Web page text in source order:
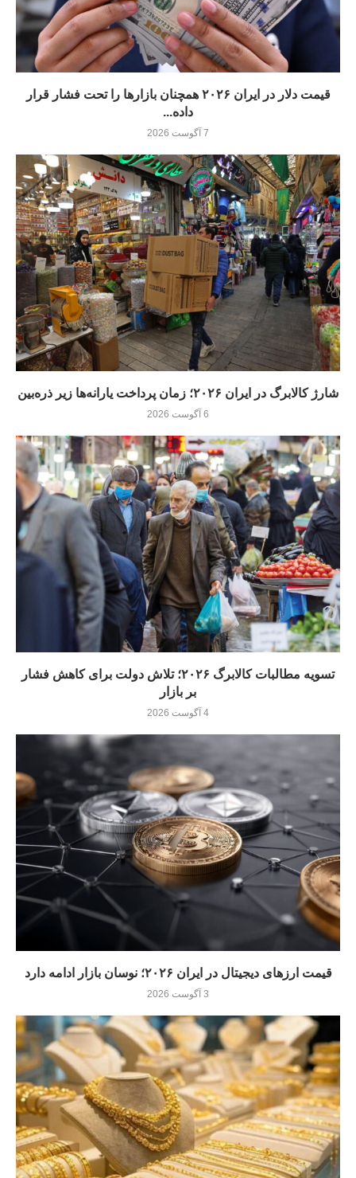
قیمت دلار در ایران ۲۰۲۶ همچنان بازارها را تحت فشار قرار
داده...
7 آگوست 2026
شارژ کالابرگ در ایران ۲۰۲۶؛ زمان پرداخت یارانه‌ها زیر ذره‌بین
6 آگوست 2026
تسویه مطالبات کالابرگ ۲۰۲۶؛ تلاش دولت برای کاهش فشار
بر بازار
4 آگوست 2026
قیمت ارزهای دیجیتال در ایران ۲۰۲۶؛ نوسان بازار ادامه دارد
3 آگوست 2026